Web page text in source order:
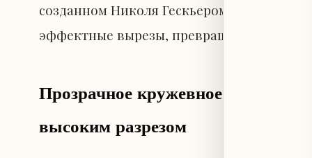
созданном Николя Гескьером. Ее наряд
эффектные вырезы, превращая красную
Прозрачное кружевное платье
высоким разрезом